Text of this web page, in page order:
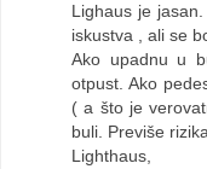
Lighaus je
iskustva , ali se
Ako upadnu u
otpust. Ako
( a što je
buli. Previše
Lighthaus,